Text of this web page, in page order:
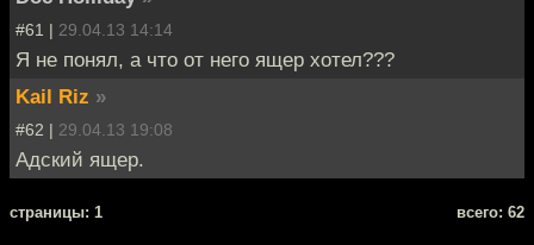
#61 | 29.04.13 14:14
Я не понял, а что от него ящер хотел???
Kail Riz »
#62 | 29.04.13 19:08
Адский ящер.
cтраницы: 1 всего: 62